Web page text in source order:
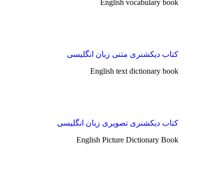
English vocabulary book
کتاب دیکشنری متنی زبان انگلیسی
English text dictionary book
کتاب دیکشنری تصویری زبان انگلیسی
English Picture Dictionary Book